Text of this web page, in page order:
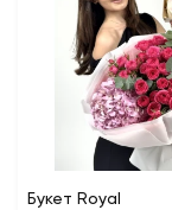
Букет Royal